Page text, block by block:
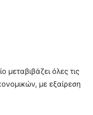
μεταβιβάζει όλες τις
με εξαίρεση